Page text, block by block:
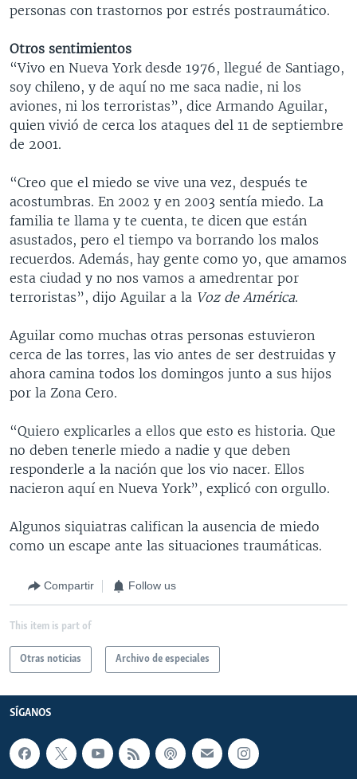
personas con trastornos por estrés postraumático.
Otros sentimientos
“Vivo en Nueva York desde 1976, llegué de Santiago,
soy chileno, y de aquí no me saca nadie, ni los
aviones, ni los terroristas”, dice Armando Aguilar,
quien vivió de cerca los ataques del 11 de septiembre
de 2001.
“Creo que el miedo se vive una vez, después te
acostumbras. En 2002 y en 2003 sentía miedo. La
familia te llama y te cuenta, te dicen que están
asustados, pero el tiempo va borrando los malos
recuerdos. Además, hay gente como yo, que amamos
esta ciudad y no nos vamos a amedrentar por
terroristas”, dijo Aguilar a la Voz de América.
Aguilar como muchas otras personas estuvieron
cerca de las torres, las vio antes de ser destruidas y
ahora camina todos los domingos junto a sus hijos
por la Zona Cero.
“Quiero explicarles a ellos que esto es historia. Que
no deben tenerle miedo a nadie y que deben
responderle a la nación que los vio nacer. Ellos
nacieron aquí en Nueva York”, explicó con orgullo.
Algunos siquiatras califican la ausencia de miedo
como un escape ante las situaciones traumáticas.
Compartir Follow us
This item is part of
Otras noticias Archivo de especiales
SÍGANOS